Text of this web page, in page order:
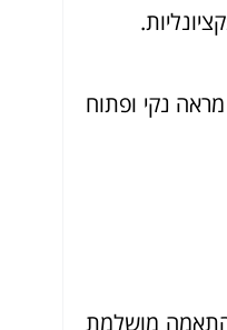
נקי ופתוח
התאמה מושלמת